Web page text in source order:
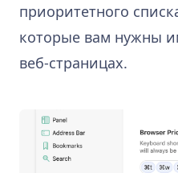
приоритетного
которые вам нужны
веб-страницах.